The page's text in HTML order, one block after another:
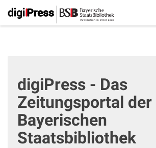
digiPress - Das
Zeitungsportal der
Bayerischen
Staatsbibliothek